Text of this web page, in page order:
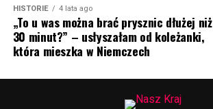
HISTORIE 4 lata ago
„To u was można brać prysznic dłużej niż
30 minut?” – usłyszałam od koleżanki,
która mieszka w Niemczech